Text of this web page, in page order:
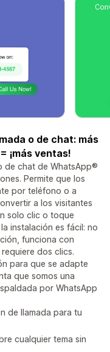
o de chat: más
¡más ventas!
de chat de WhatsApp®
Permite que los
por teléfono o a
a los visitantes
solo clic o toque
instalación es fácil: no
funciona con
dos clics.
para que se adapte
que somos una
por WhatsApp
de llamada para tu
cualquier tema sin